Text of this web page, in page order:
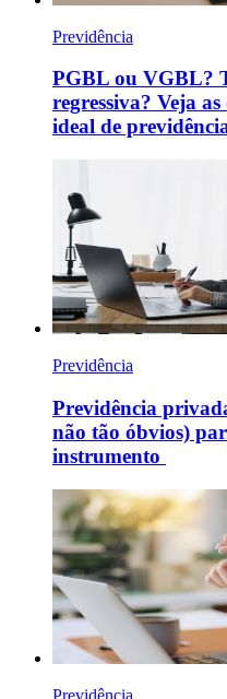
Previdência
PGBL ou VGBL?
regressiva? Veja
ideal de
Previdência
Previdência
não tão óbvios)
instrumento
Previdência